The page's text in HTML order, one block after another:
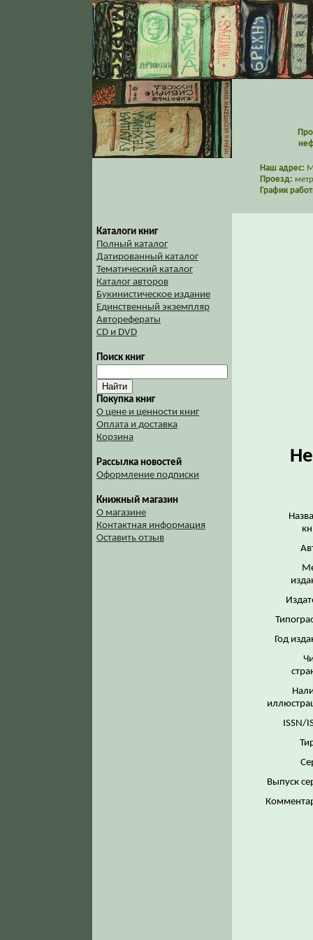
Наш адрес:
Проезд:
График
Каталоги книг
Полный каталог
Датированный каталог
Тематический каталог
Каталог авторов
Букинистическое издание
Единственный экземпляр
Авторефераты
CD и DVD
Поиск книг
Покупка книг
О цене и ценности книг
Оплата и доставка
Корзина
Рассылка новостей
Оформление подписки
Книжный магазин
О магазине
Контактная информация
Оставить отзыв
Год
ISSN/
Выпуск